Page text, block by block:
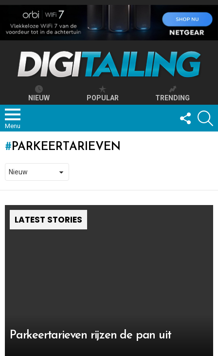
NIEUW POPULAR TRENDING
Menu
FOLLOW
US
PARKEERTARIEVEN
LATEST STORIES
Parkeertarieven rijzen de pan uit